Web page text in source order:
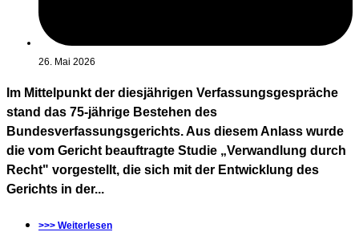
26. Mai 2026
Im Mittelpunkt der diesjährigen Verfassungsgespräche
stand das 75-jährige Bestehen des
Bundesverfassungsgerichts. Aus diesem Anlass wurde
die vom Gericht beauftragte Studie „Verwandlung durch
Recht" vorgestellt, die sich mit der Entwicklung des
Gerichts in der...
>>> Weiterlesen